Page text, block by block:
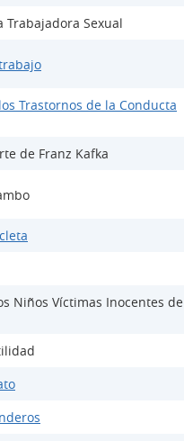
Sexual
Trastornos de la Conducta
de Franz Kafka
Niños Víctimas Inocentes de